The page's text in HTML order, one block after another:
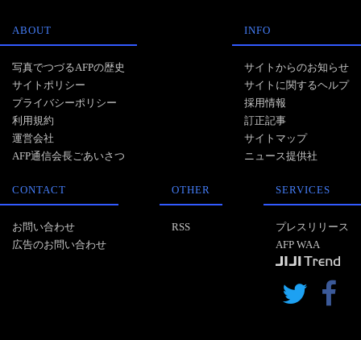
ABOUT
写真でつづるAFPの歴史
サイトポリシー
プライバシーポリシー
利用規約
運営会社
AFP通信会長ごあいさつ
INFO
サイトからのお知らせ
サイトに関するヘルプ
採用情報
訂正記事
サイトマップ
ニュース提供社
CONTACT
お問い合わせ
広告のお問い合わせ
OTHER
RSS
SERVICES
プレスリリース
AFP WAA